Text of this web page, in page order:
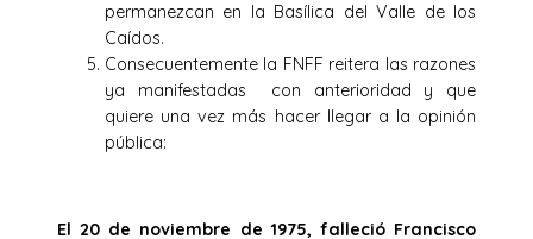
permanezcan en la Basílica del Valle de los
Caídos.
Consecuentemente la FNFF reitera las razones
ya manifestadas
con anterioridad y que
quiere una vez más hacer llegar a la opinión
pública:
El 20 de noviembre de 1975, falleció Francisco